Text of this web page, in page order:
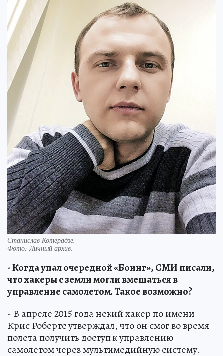
Станислав Котерадзе.
Фото:Личный архив.
- Когда упал очередной «Боинг», СМИ писали,
что хакеры с земли могли вмешаться в
управление самолетом. Такое возможно?
- В апреле 2015 года некий хакер по имени
Крис Робертс утверждал, что он смог во время
полета получить доступ к управлению
самолетом через мультимедийную систему.